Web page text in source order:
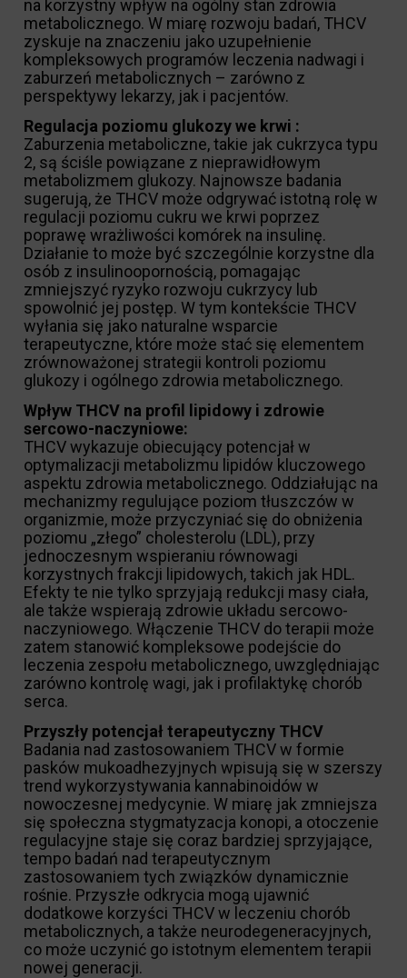
na korzystny wpływ na ogólny stan zdrowia
metabolicznego. W miarę rozwoju badań, THCV
zyskuje na znaczeniu jako uzupełnienie
kompleksowych programów leczenia nadwagi i
zaburzeń metabolicznych – zarówno z
perspektywy lekarzy, jak i pacjentów.
Regulacja poziomu glukozy we krwi :
Zaburzenia metaboliczne, takie jak cukrzyca typu
2, są ściśle powiązane z nieprawidłowym
metabolizmem glukozy. Najnowsze badania
sugerują, że THCV może odgrywać istotną rolę w
regulacji poziomu cukru we krwi poprzez
poprawę wrażliwości komórek na insulinę.
Działanie to może być szczególnie korzystne dla
osób z insulinoopornością, pomagając
zmniejszyć ryzyko rozwoju cukrzycy lub
spowolnić jej postęp. W tym kontekście THCV
wyłania się jako naturalne wsparcie
terapeutyczne, które może stać się elementem
zrównoważonej strategii kontroli poziomu
glukozy i ogólnego zdrowia metabolicznego.
Wpływ THCV na profil lipidowy i zdrowie
sercowo-naczyniowe:
THCV wykazuje obiecujący potencjał w
optymalizacji metabolizmu lipidów kluczowego
aspektu zdrowia metabolicznego. Oddziałując na
mechanizmy regulujące poziom tłuszczów w
organizmie, może przyczyniać się do obniżenia
poziomu „złego” cholesterolu (LDL), przy
jednoczesnym wspieraniu równowagi
korzystnych frakcji lipidowych, takich jak HDL.
Efekty te nie tylko sprzyjają redukcji masy ciała,
ale także wspierają zdrowie układu sercowo-
naczyniowego. Włączenie THCV do terapii może
zatem stanowić kompleksowe podejście do
leczenia zespołu metabolicznego, uwzględniając
zarówno kontrolę wagi, jak i profilaktykę chorób
serca.
Przyszły potencjał terapeutyczny THCV
Badania nad zastosowaniem THCV w formie
pasków mukoadhezyjnych wpisują się w szerszy
trend wykorzystywania kannabinoidów w
nowoczesnej medycynie. W miarę jak zmniejsza
się społeczna stygmatyzacja konopi, a otoczenie
regulacyjne staje się coraz bardziej sprzyjające,
tempo badań nad terapeutycznym
zastosowaniem tych związków dynamicznie
rośnie. Przyszłe odkrycia mogą ujawnić
dodatkowe korzyści THCV w leczeniu chorób
metabolicznych, a także neurodegeneracyjnych,
co może uczynić go istotnym elementem terapii
nowej generacji.